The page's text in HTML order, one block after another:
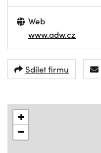
Web
www.adw.cz
Sdílet firmu
+
−